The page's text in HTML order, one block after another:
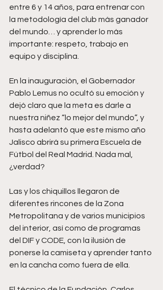
entre 6 y 14 años, para entrenar con
la metodología del club más ganador
del mundo… y aprender lo más
importante: respeto, trabajo en
equipo y disciplina.
En la inauguración, el Gobernador
Pablo Lemus no ocultó su emoción y
dejó claro que la meta es darle a
nuestra niñez “lo mejor del mundo”, y
hasta adelantó que este mismo año
Jalisco abrirá su primera Escuela de
Fútbol del Real Madrid. Nada mal,
¿verdad?
Las y los chiquillos llegaron de
diferentes rincones de la Zona
Metropolitana y de varios municipios
del interior, así como de programas
del DIF y CODE, con la ilusión de
ponerse la camiseta y aprender tanto
en la cancha como fuera de ella.